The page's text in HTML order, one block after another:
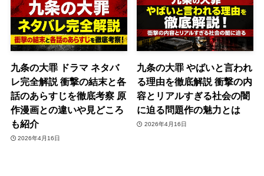
九条の大罪 ドラマ ネタバ
レ完全解説 衝撃の結末と各
話のあらすじを徹底考察 原
作漫画との違いや見どころ
も紹介
2026年4月16日
九条の大罪 やばいと言われ
る理由を徹底解説 衝撃の内
容とリアルすぎる社会の闇
に迫る問題作の魅力とは
2026年4月16日